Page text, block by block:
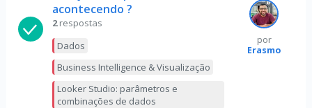
acontecendo ?
2 respostas
Dados
Business Intelligence & Visualização
Looker Studio: parâmetros e
combinações de dados
por
Erasmo